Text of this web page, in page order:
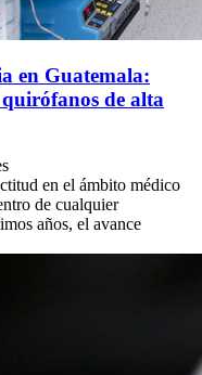
en Guatemala:
de alta
en el ámbito médico
de cualquier
años, el avance